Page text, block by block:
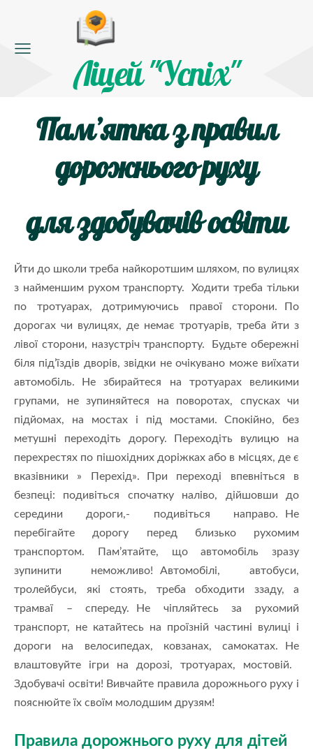
Ліцей "Успіх"
Пам’ятка з правил
дорожнього руху
для здобувачів освіти
Йти до школи треба найкоротшим шляхом, по вулицях
з найменшим рухом транспорту. Ходити треба тільки
по тротуарах, дотримуючись правої сторони. По
дорогах чи вулицях, де немає тротуарів, треба йти з
лівої сторони, назустріч транспорту. Будьте обережні
біля під’їздів дворів, звідки не очікувано може виїхати
автомобіль. Не збирайтеся на тротуарах великими
групами, не зупиняйтеся на поворотах, спусках чи
підйомах, на мостах і під мостами. Спокійно, без
метушні переходіть дорогу. Переходіть вулицю на
перехрестях по пішохідних доріжках або в місцях, де є
вказівники » Перехід». При переході впевніться в
безпеці: подивіться спочатку наліво, дійшовши до
середини дороги,- подивіться направо. Не
перебігайте дорогу перед близько рухомим
транспортом. Пам’ятайте, що автомобіль зразу
зупинити неможливо! Автомобілі, автобуси,
тролейбуси, які стоять, треба обходити ззаду, а
трамваї – спереду. Не чіпляйтесь за рухомий
транспорт, не катайтесь на проїзній частині вулиці і
дороги на велосипедах, ковзанах, самокатах. Не
влаштовуйте ігри на дорозі, тротуарах, мостовій.
Здобувачі освіти! Вивчайте правила дорожнього руху і
пояснюйте їх своїм молодшим друзям!
Правила дорожнього руху для дітей